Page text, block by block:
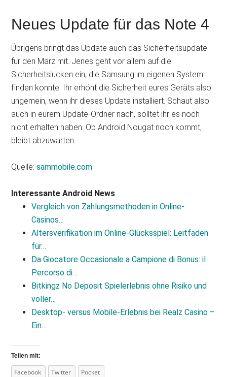
Neues Update für das Note 4
Übrigens bringt das Update auch das Sicherheitsupdate
für den März mit. Jenes geht vor allem auf die
Sicherheitslücken ein, die Samsung im eigenen System
finden konnte. Ihr erhöht die Sicherheit eures Geräts also
ungemein, wenn ihr dieses Update installiert. Schaut also
auch in eurem Update-Ordner nach, solltet ihr es noch
nicht erhalten haben. Ob Android Nougat noch kommt,
bleibt abzuwarten.
Quelle:sammobile.com
Interessante Android News
Vergleich von Zahlungsmethoden in Online-
Casinos…
Altersverifikation im Online-Glücksspiel: Leitfaden
für…
Da Giocatore Occasionale a Campione di Bonus: il
Percorso di…
Bitkingz No Deposit Spielerlebnis ohne Risiko und
voller…
Desktop‑ versus Mobile‑Erlebnis bei Realz Casino –
Ein…
Teilen mit:
Facebook Twitter Pocket